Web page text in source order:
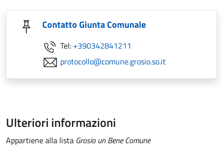
Contatto Giunta Comunale
Tel: +390342841211
protocollo@comune.grosio.so.it
Ulteriori informazioni
Appartiene alla lista Grosio un Bene Comune